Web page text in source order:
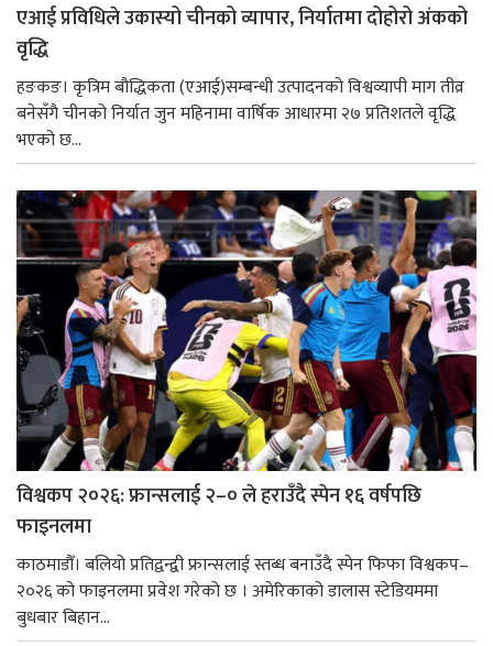
एआई प्रविधिले उकास्यो चीनको व्यापार, निर्यातमा दोहोरो अंकको
वृद्धि
हङकङ। कृत्रिम बौद्धिकता (एआई)सम्बन्धी उत्पादनको विश्वव्यापी माग तीव्र
बनेसँगै चीनको निर्यात जुन महिनामा वार्षिक आधारमा २७ प्रतिशतले वृद्धि
भएको छ...
विश्वकप २०२६: फ्रान्सलाई २–० ले हराउँदै स्पेन १६ वर्षपछि
फाइनलमा
काठमाडौँ। बलियो प्रतिद्वन्द्वी फ्रान्सलाई स्तब्ध बनाउँदै स्पेन फिफा विश्वकप–
२०२६ को फाइनलमा प्रवेश गरेको छ । अमेरिकाको डालास स्टेडियममा
बुधबार बिहान...